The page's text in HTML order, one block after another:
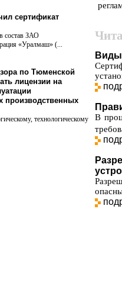
сертификат
состав ЗАО
«Уралмаш» (...
по Тюменской
лицензии на
производственных
технологическому
В